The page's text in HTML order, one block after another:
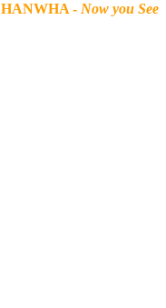
HANWHA - Now you See